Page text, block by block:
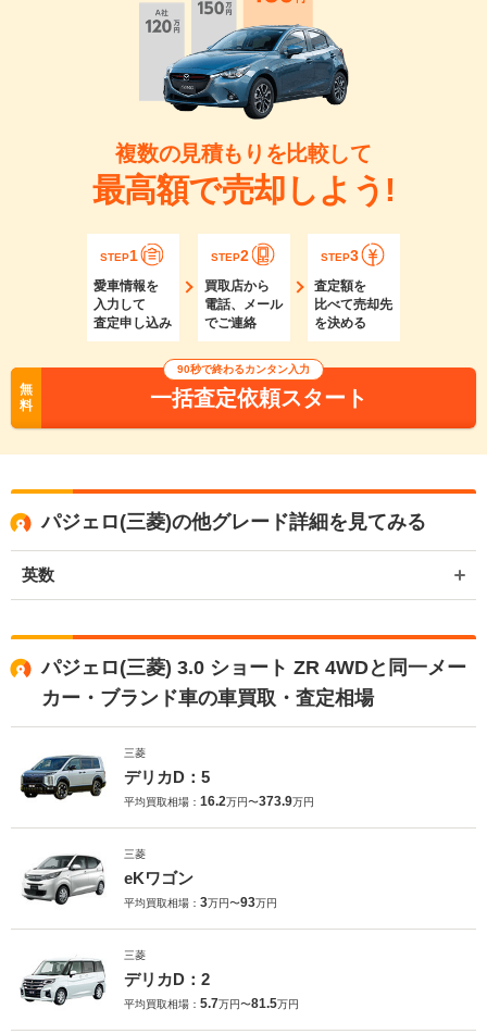
複数の見積もりを比較して
最高額で売却しよう!
STEP1
愛車情報を
入力して
査定申し込み
STEP2
買取店から
電話、メール
でご連絡
STEP3
査定額を
比べて売却先
を決める
無
料
90秒で終わるカンタン入力
一括査定依頼スタート
パジェロ(三菱)の他グレード詳細を見てみる
英数
パジェロ(三菱) 3.0 ショート ZR 4WDと同一メー
カー・ブランド車の車買取・査定相場
三菱
デリカD：5
平均買取相場： 16.2万円〜373.9万円
三菱
eKワゴン
平均買取相場： 3万円〜93万円
三菱
デリカD：2
平均買取相場： 5.7万円〜81.5万円